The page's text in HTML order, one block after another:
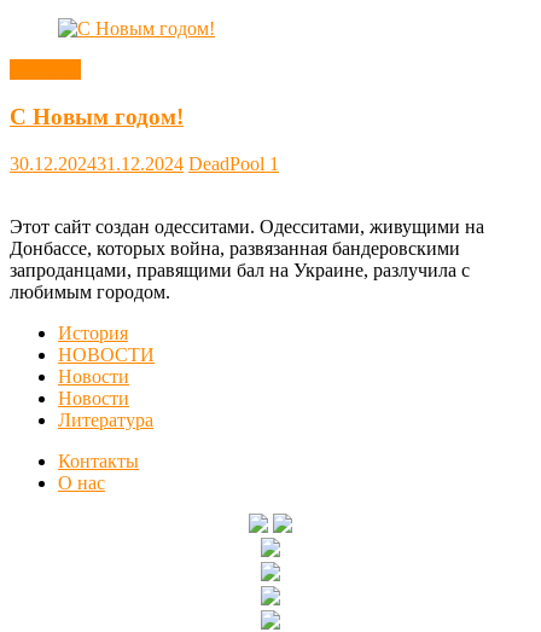
С Новым годом!
30.12.202431.12.2024 DeadPool 1
Этот сайт создан одесситами. Одесситами, живущими на
Донбассе, которых война, развязанная бандеровскими
запроданцами, правящими бал на Украине, разлучила с
любимым городом.
История
НОВОСТИ
Новости
Новости
Литература
Контакты
О нас